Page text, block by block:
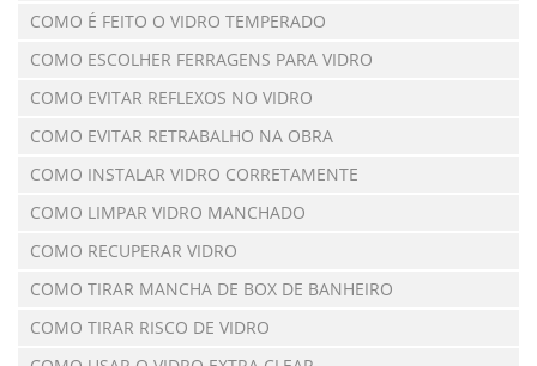
COMO É FEITO O VIDRO TEMPERADO
COMO ESCOLHER FERRAGENS PARA VIDRO
COMO EVITAR REFLEXOS NO VIDRO
COMO EVITAR RETRABALHO NA OBRA
COMO INSTALAR VIDRO CORRETAMENTE
COMO LIMPAR VIDRO MANCHADO
COMO RECUPERAR VIDRO
COMO TIRAR MANCHA DE BOX DE BANHEIRO
COMO TIRAR RISCO DE VIDRO